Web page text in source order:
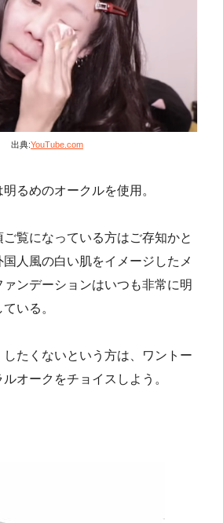
出典:YouTube.com
るめのオークルを使用。
覧になっている方はご存知かと
人風の白い肌をイメージしたメ
ンデーションはいつも非常に明
いる。
たくないという方は、ワントー
オークをチョイスしよう。